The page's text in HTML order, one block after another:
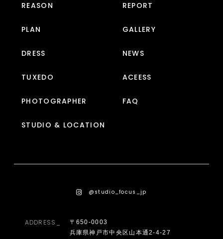
REASON
PLAN
DRESS
TUXEDO
PHOTOGRAPHER
STUDIO & LOCATION
REPORT
GALLERY
NEWS
ACEESS
FAQ
@studio_focus_jp
ADDRESS_
〒650-0003
兵庫県神戸市中央区山本通2-4-27